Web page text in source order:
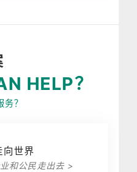
HELP？
？
向世界
和公民走出去 >